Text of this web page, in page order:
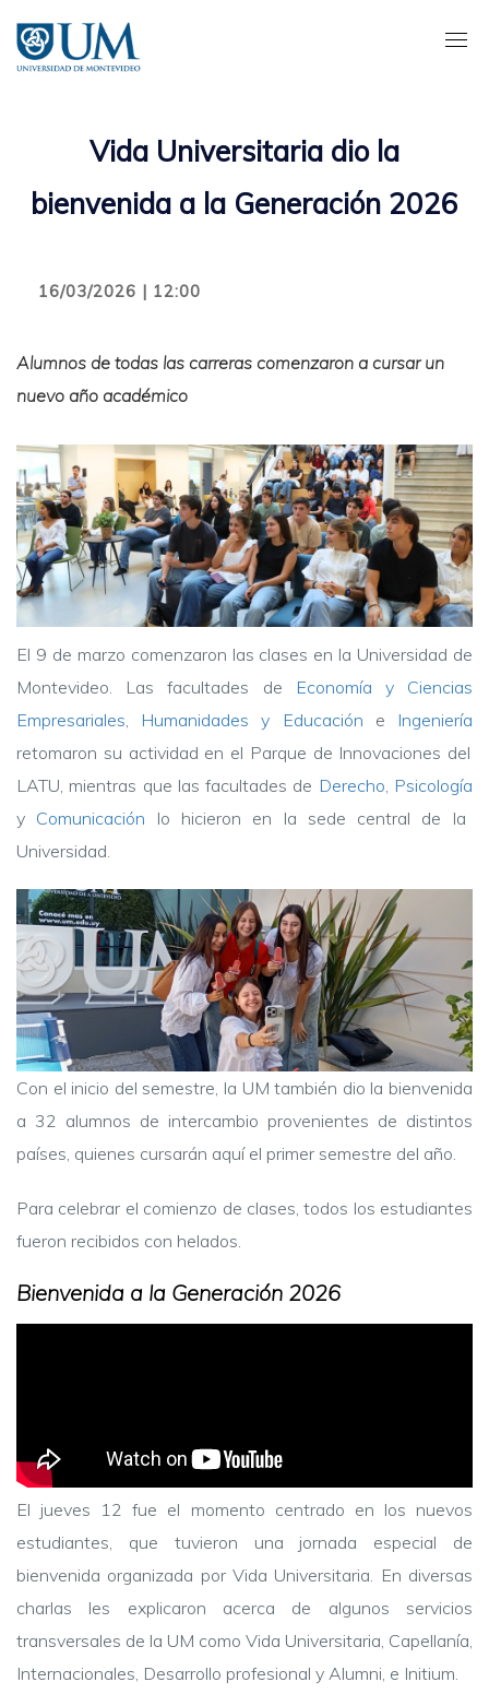
contenido
principal
Vida Universitaria dio la
bienvenida a la Generación 2026
16/03/2026 | 12:00
Alumnos de todas las carreras comenzaron a cursar un
nuevo año académico
El 9 de marzo comenzaron las clases en la Universidad de
Montevideo. Las facultades de
Economía y Ciencias
Empresariales, Humanidades y Educación e Ingeniería
retomaron su actividad en el Parque de Innovaciones del
LATU, mientras que las facultades de Derecho, Psicología
y Comunicación lo hicieron en la sede central de la
Universidad.
Con el inicio del semestre, la UM también dio la bienvenida
a 32 alumnos de intercambio provenientes de distintos
países, quienes cursarán aquí el primer semestre del año.
Para celebrar el comienzo de clases, todos los estudiantes
fueron recibidos con helados.
Bienvenida a la Generación 2026
El jueves 12 fue el momento centrado en los nuevos
estudiantes, que tuvieron una jornada especial de
bienvenida organizada por Vida Universitaria. En diversas
charlas les explicaron acerca de algunos servicios
transversales de la UM como Vida Universitaria, Capellanía,
Internacionales, Desarrollo profesional y Alumni, e Initium.